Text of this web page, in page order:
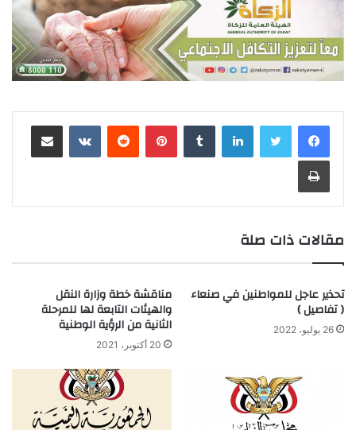
لينكدإن بينتيريست
مقالات ذات صلة
تحذير عاجل للمواطنين في صنعاء
( تفاصيل )
26 يوليو، 2022
مناقشة خطة وزارة النقل
والهيئات التابعة لها للمرحلة
الثانية من الرؤية الوطنية
20 أكتوبر، 2021